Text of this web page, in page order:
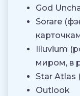
God
Sorare
Illuvium
миром, в
Star Atlas
Outlook